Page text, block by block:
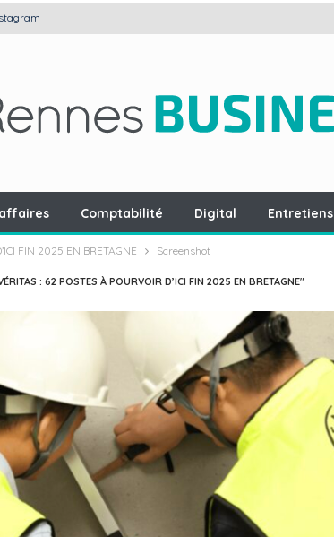
Comptabilité Digital Entretiens
FIN 2025 EN BRETAGNE Screenshot
: 62 POSTES À POURVOIR D’ICI FIN 2025 EN BRETAGNE"